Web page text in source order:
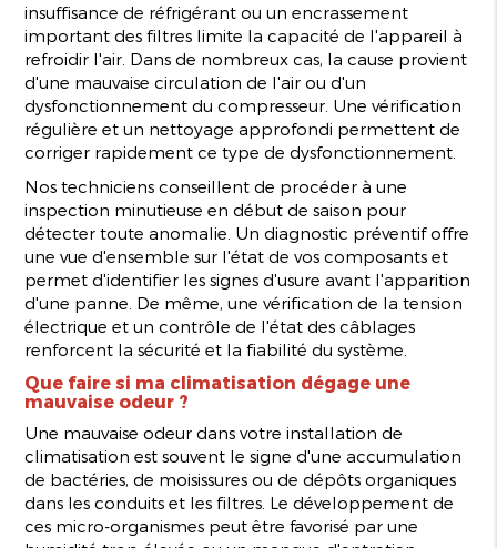
insuffisance de réfrigérant ou un encrassement
important des filtres limite la capacité de l'appareil à
refroidir l'air. Dans de nombreux cas, la cause provient
d'une mauvaise circulation de l'air ou d'un
dysfonctionnement du compresseur. Une vérification
régulière et un nettoyage approfondi permettent de
corriger rapidement ce type de dysfonctionnement.
Nos techniciens conseillent de procéder à une
inspection minutieuse en début de saison pour
détecter toute anomalie. Un diagnostic préventif offre
une vue d'ensemble sur l'état de vos composants et
permet d'identifier les signes d'usure avant l'apparition
d'une panne. De même, une vérification de la tension
électrique et un contrôle de l'état des câblages
renforcent la sécurité et la fiabilité du système.
Que faire si ma climatisation dégage une
mauvaise odeur ?
Une mauvaise odeur dans votre installation de
climatisation est souvent le signe d'une accumulation
de bactéries, de moisissures ou de dépôts organiques
dans les conduits et les filtres. Le développement de
ces micro-organismes peut être favorisé par une